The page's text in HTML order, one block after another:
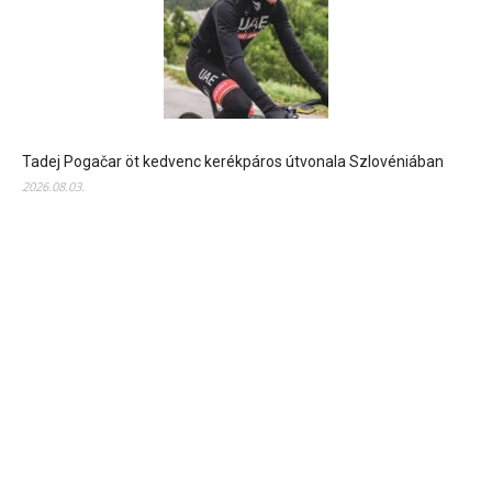
Tadej Pogačar öt kedvenc kerékpáros útvonala Szlovéniában
2026.08.03.